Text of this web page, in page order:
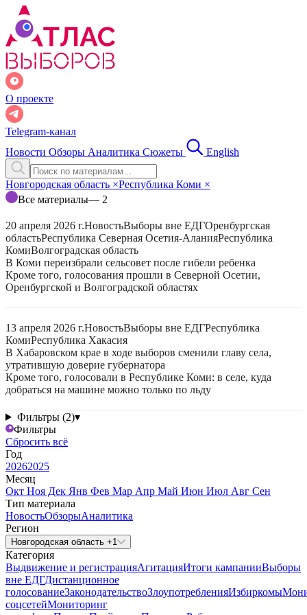
О проекте
Telegram-канал
Новости Обзоры Аналитика Сюжеты English
Новгородская область ×Республика Коми ×
Все материалы— 2
20 апреля 2026 г.НовостьВыборы вне ЕДГОренбургская
областьРеспублика Северная Осетия-АланияРеспублика
КомиВолгоградская область
В Коми переизбрали сельсовет после гибели ребенка
Кроме того, голосования прошли в Северной Осетии,
Оренбургской и Волгоградской областях
13 апреля 2026 г.НовостьВыборы вне ЕДГРеспублика
КомиРеспублика Хакасия
В Хабаровском крае в ходе выборов сменили главу села,
утратившую доверие губернатора
Кроме того, голосовали в Республике Коми: в селе, куда
добраться на машине можно только по льду
Фильтры (2)▾
Фильтры
Сбросить всё
Год
20262025
Месяц
Окт Ноя Дек Янв Фев Мар Апр Май Июн Июл Авг Сен
Тип материала
НовостьОбзорыАналитика
Регион
Новгородская область +1
Категория
Выдвижение и регистрацияАгитацияИтоги кампанииВыборы
вне ЕДГДистанционное
голосованиеЗаконодательствоЗлоупотребленияИзбиркомы
соцсетейМониторинг